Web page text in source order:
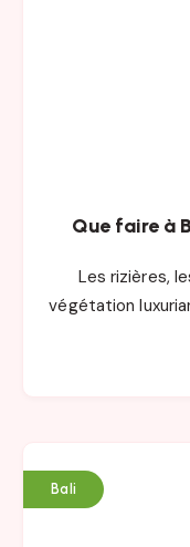
Que faire à
Les rizières,
végétation
Bali